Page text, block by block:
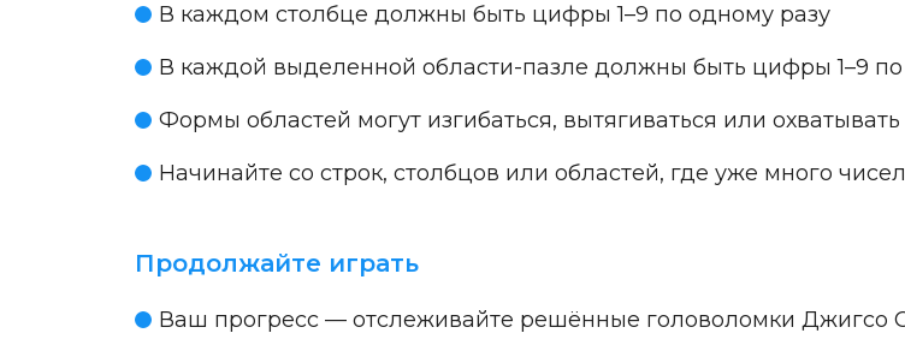
В каждом столбце должны быть цифры 1–9 по одному разу
В каждой выделенной области-пазле должны быть цифры 1–9
Формы областей могут изгибаться, вытягиваться или
Начинайте со строк, столбцов или областей, где уже много чисел
Продолжайте играть
Ваш прогресс — отслеживайте решённые головоломки Джигсо